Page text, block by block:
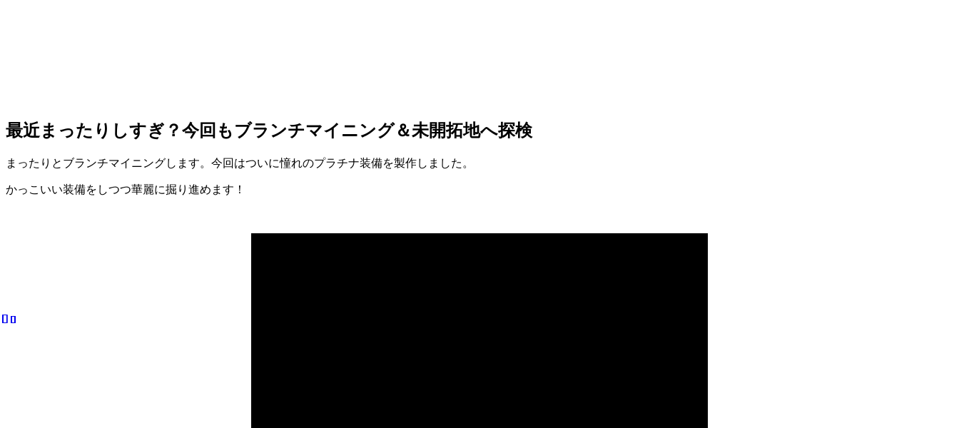
最近まったりしすぎ？今回もブランチマイニング＆未開拓地へ探検
まったりとブランチマイニングします。今回はついに憧れのプラチナ装備を製作しました。
かっこいい装備をしつつ華麗に掘り進めます！